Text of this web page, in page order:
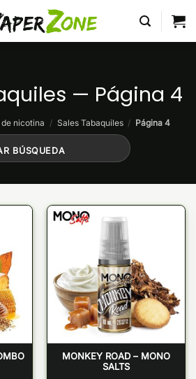
— Página 4
de nicotina / Sales Tabaquiles / Página 4
BÚSQUEDA
MONKEY ROAD – MONO
SALTS